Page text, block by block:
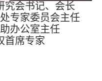
究会书记、会长
专家委员会主任
办公室主任
首席专家